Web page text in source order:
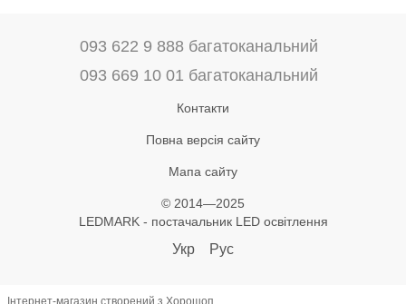
093 622 9 888 багатоканальний
093 669 10 01 багатоканальний
Контакти
Повна версія сайту
Мапа сайту
© 2014—2025
LEDMARK - постачальник LED освітлення
Укр Рус